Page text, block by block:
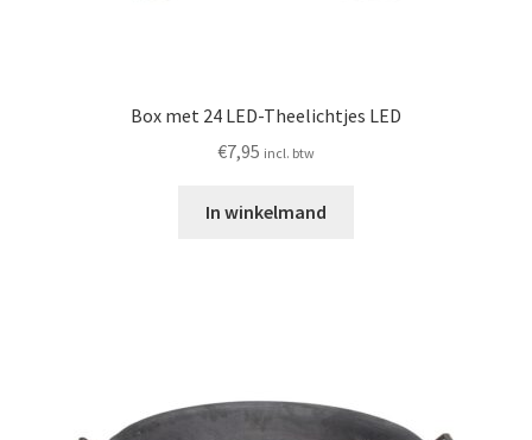
Box met 24 LED-Theelichtjes LED
€7,95 incl. btw
In winkelmand